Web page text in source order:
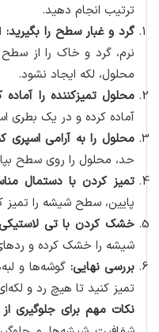
ترتیب انجام دهید.
گرد و غبار سطح را بگیرید:
نرم، گرد و خاک را از سطح
محلول، لکه ایجاد نشود.
محلول تمیزکننده را آماده
آماده کرده و در یک بطری
محلول را به آرامی اسپری
حد، محلول را روی سطح
تمیز کردن با دستمال
پایین، سطح شیشه را تمیز
خشک کردن با تی
شیشه را خشک کرده و
بررسی نهایی:گوشه‌ها و
تمیز کنید تا هیچ رد و
نکات مهم برای جلوگیری